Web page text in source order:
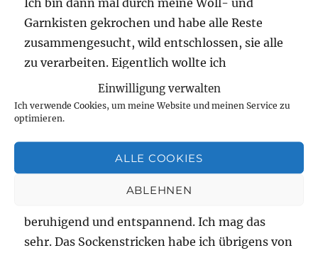
Einwilligung verwalten
Ich verwende Cookies, um meine Website und meinen Service zu
optimieren.
ALLE COOKIES
ABLEHNEN
Garnkisten gekrochen und habe alle Reste
zusammengesucht, wild entschlossen, sie alle
zu verarbeiten. Eigentlich wollte ich
Ringelsocken stricken, habe mich aber dann
doch für Muster entschieden. Es gibt ja Garn zu
kaufen, bei dem sich ein Muster beim Stricken
ergibt. Ich stricke das Muster lieber selber.
beruhigend und entspannend. Ich mag das
sehr. Das Sockenstricken habe ich übrigens von